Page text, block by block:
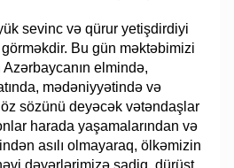
sevinc və qürur yetişdirdiyi
görməkdir. Bu gün məktəbimizi
elmində,
mədəniyyətində və
sözünü deyəcək vətəndaşlar
harada yaşamalarından və
asılı olmayaraq, ölkəmizin
dəyərlərimizə sadiq, dürüst